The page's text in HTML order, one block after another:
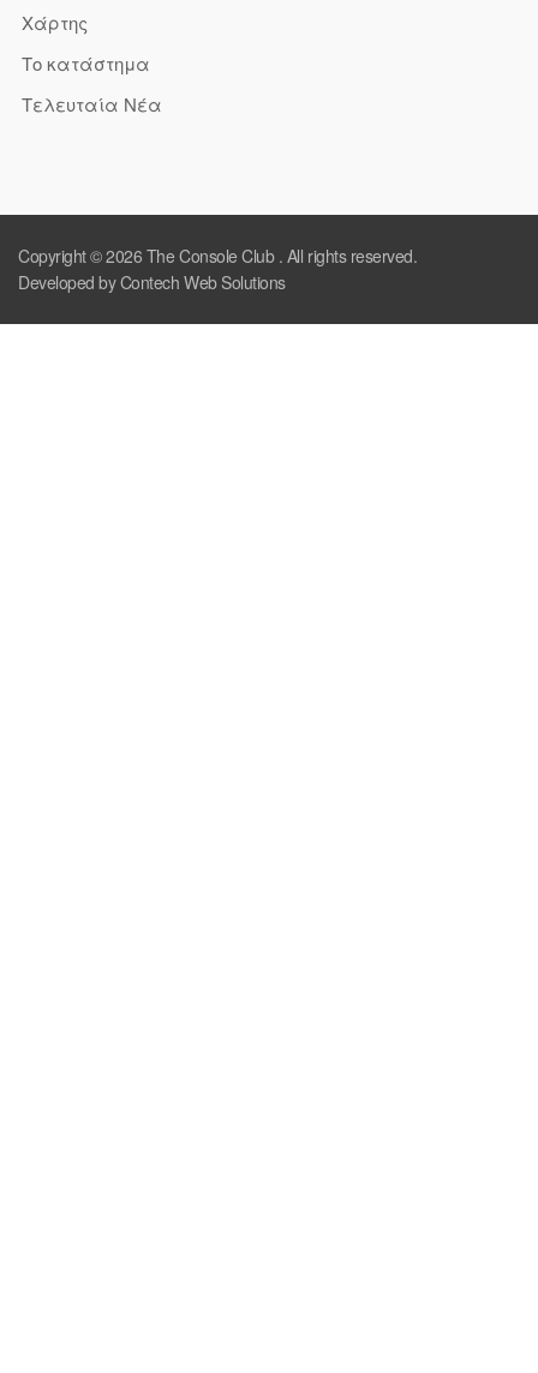
Χάρτης
Το κατάστημα
Τελευταία Νέα
Copyright © 2026 The Console Club. All rights reserved.
Developed by Contech Web Solutions